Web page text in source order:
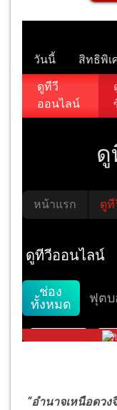
“อำนาจเหนือดว